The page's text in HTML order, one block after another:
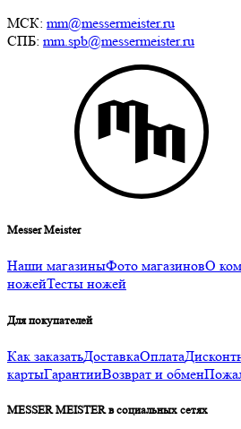
МСК: mm@messermeister.ru
СПБ: mm.spb@messermeister.ru
Messer Meister
Наши магазиныФото магазиновО
ножейТесты ножей
Для покупателей
Как заказатьДоставкаОплата
картыГарантииВозврат и обмен
MESSER MEISTER в социальных сетях